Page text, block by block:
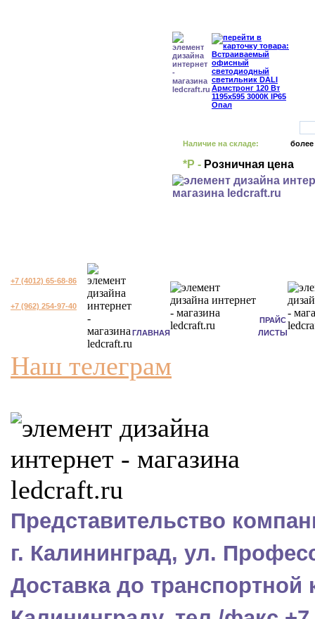
Наличие на складе: более
*Р - Розничная цена
+7 (4012) 65-68-86
+7 (962) 254-97-40
ГЛАВНАЯ
ПРАЙС
ЛИСТЫ
Наш телеграм
Представительство
г. Калининград, ул.
Доставка до